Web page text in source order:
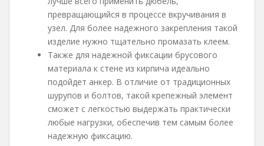
превращающийся в процессе вкручивания в
узел. Для более надежного закрепления такой
изделие нужно тщательно промазать клеем.
Также для надежной фиксации брусового
материала к стене из кирпича идеально
подойдет анкер. В отличие от традиционных
шурупов и болтов, такой крепежный элемент
сможет с легкостью выдержать практически
любые нагрузки, обеспечив тем самым более
надежную фиксацию.